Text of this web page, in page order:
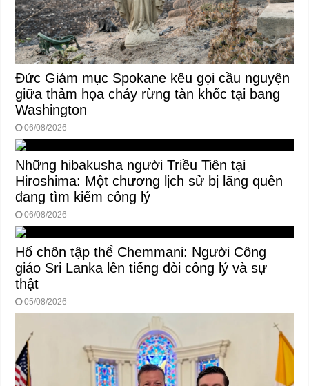
Đức Giám mục Spokane kêu gọi cầu nguyện
giữa thảm họa cháy rừng tàn khốc tại bang
Washington
06/08/2026
Những hibakusha người Triều Tiên tại
Hiroshima: Một chương lịch sử bị lãng quên
đang tìm kiếm công lý
06/08/2026
Hố chôn tập thể Chemmani: Người Công
giáo Sri Lanka lên tiếng đòi công lý và sự
thật
05/08/2026